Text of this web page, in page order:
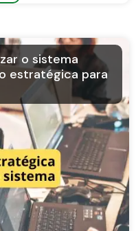
o sistema
estratégica para